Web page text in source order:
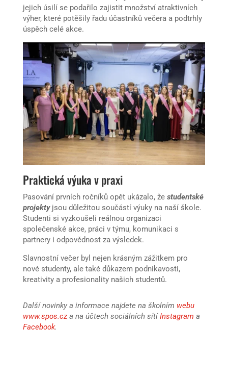
jejich úsilí se podařilo zajistit množství atraktivních
výher, které potěšily řadu účastníků večera a podtrhly
úspěch celé akce.
Praktická výuka v praxi
Pasování prvních ročníků opět ukázalo, že studentské
projektyjsou důležitou součástí výuky na naší škole.
Studenti si vyzkoušeli reálnou organizaci
společenské akce, práci v týmu, komunikaci s
partnery i odpovědnost za výsledek.
Slavnostní večer byl nejen krásným zážitkem pro
nové studenty, ale také důkazem podnikavosti,
kreativity a profesionality našich studentů.
Další novinky a informace najdete na školním webu
www.spos.cza na účtech sociálních sítíInstagram a
Facebook.